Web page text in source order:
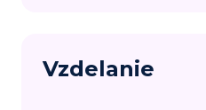
Vzdelanie